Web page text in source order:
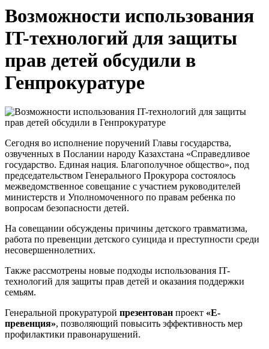
Возможности использования
IT-технологий для защиты
прав детей обсудили в
Генпрокуратуре
Сегодня во исполнение поручений Главы государства,
озвученных в Послании народу Казахстана «Справедливое
государство. Единая нация. Благополучное общество», под
председательством Генерального Прокурора состоялось
межведомственное совещание с участием руководителей
министерств и Уполномоченного по правам ребенка по
вопросам безопасности детей.
На совещании обсуждены причины детского травматизма,
работа по превенции детского суицида и преступности среди
несовершеннолетних.
Также рассмотрены новые подходы использования IT-
технологий для защиты прав детей и оказания поддержки
семьям.
Генеральной прокуратурой презентован проект «Е-
превенция», позволяющий повысить эффективность мер
профилактики правонарушений.